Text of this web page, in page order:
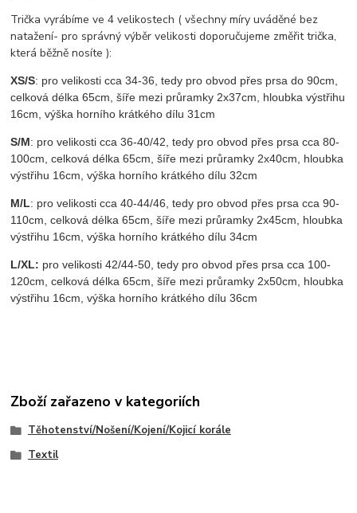
Trička vyrábíme ve 4 velikostech ( všechny míry uváděné bez
natažení- pro správný výběr velikosti doporučujeme změřit trička,
která běžně nosíte ):
XS/S: pro velikosti cca 34-36, tedy pro obvod přes prsa do 90cm,
celková délka 65cm, šíře mezi průramky 2x37cm, hloubka výstřihu
16cm, výška horního krátkého dílu 31cm
S/M: pro velikosti cca 36-40/42, tedy pro obvod přes prsa cca 80-
100cm, celková délka 65cm, šíře mezi průramky 2x40cm, hloubka
výstřihu 16cm, výška horního krátkého dílu 32cm
M/L: pro velikosti cca 40-44/46, tedy pro obvod přes prsa cca 90-
110cm, celková délka 65cm, šíře mezi průramky 2x45cm, hloubka
výstřihu 16cm, výška horního krátkého dílu 34cm
L/XL: pro velikosti 42/44-50, tedy pro obvod přes prsa cca 100-
120cm, celková délka 65cm, šíře mezi průramky 2x50cm, hloubka
výstřihu 16cm, výška horního krátkého dílu 36cm
Zboží zařazeno v kategoriích
Těhotenství/Nošení/Kojení/Kojicí korále
Textil